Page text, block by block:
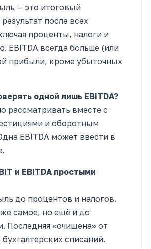
— это итоговый
после всех
проценты, налоги и
EBITDA всегда больше (или
прибыли, кроме убыточных
одной лишь EBITDA?
рассматривать вместе с
и оборотным
EBITDA может ввести в
и EBITDA простыми
до процентов и налогов.
самое, но ещё и до
Последняя «очищена» от
списаний.